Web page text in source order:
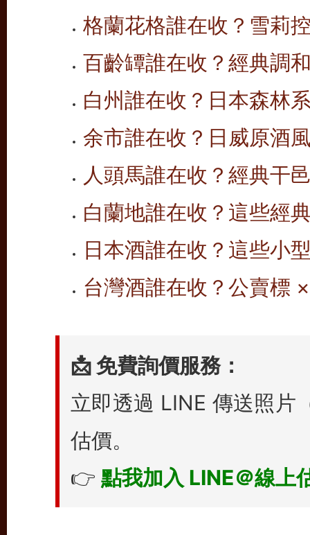
格蘭花格誰在收？雪莉
百齡罈誰在收？經典調
白州誰在收？日本森林
余市誰在收？日威原酒
人頭馬誰在收？經典干
白蘭地誰在收？這些經
日本酒誰在收？這些小
台灣酒誰在收？公賣標
📩 免費詢價服務：
立即透過 LINE 傳送照片
估價。
👉 點我加入 LINE＠線上